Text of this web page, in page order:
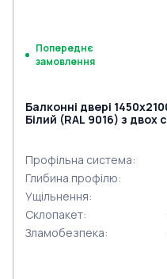
Попереднє
замовлення
Балконні двері
Білий (RAL 9016) з двох
Профільна система:
Глибина профілю:
Ущільнення:
Склопакет:
Зламобезпека: